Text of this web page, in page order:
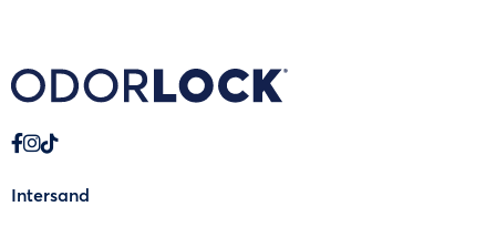
Intersand